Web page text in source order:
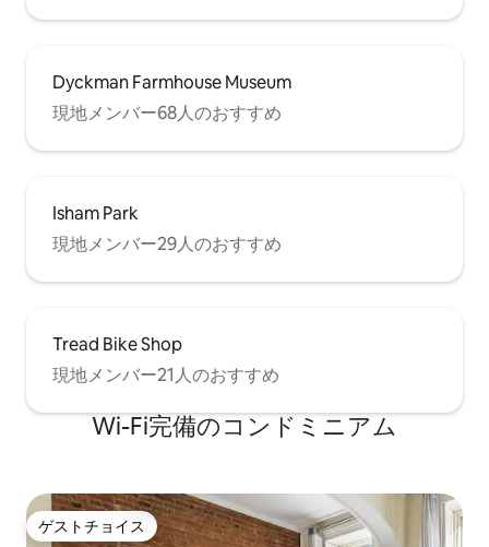
Dyckman Farmhouse Museum
現地メンバー68人のおすすめ
Isham Park
現地メンバー29人のおすすめ
Tread Bike Shop
現地メンバー21人のおすすめ
Wi-Fi完備のコンドミニアム
ゲストチョイス
ゲストチョイス